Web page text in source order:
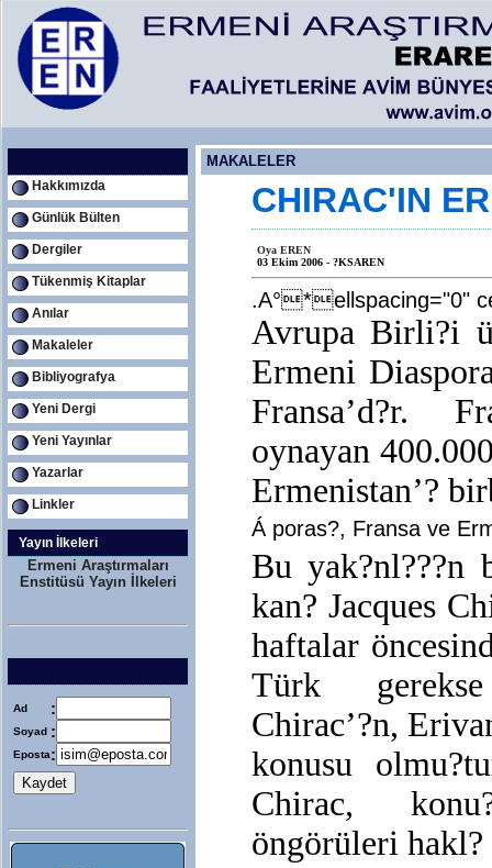
Hakkımızda
Günlük Bülten
Dergiler
Tükenmiş Kitaplar
Anılar
Makaleler
Bibliyografya
Yeni Dergi
Yeni Yayınlar
Yazarlar
Linkler
Yayın İlkeleri
Ermeni Araştırmaları
Enstitüsü Yayın İlkeleri
Ad :
Soyad :
Eposta:
MAKALELER
CHIRAC'IN
Oya EREN
03 Ekim 2006 - ?KSAREN
.A°*ellspacing="0"
Avrupa Birli?i
Ermeni
Fransa’d?r.
oynayan
Ermenistan’?
Á poras?, Fransa ve
Bu yak?nl???n
kan? Jacques
haftalar
Türk gerekse
Chirac’?n,
konusu
Chirac,
öngörüleri hakl?